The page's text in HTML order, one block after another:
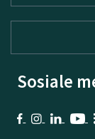
Sosiale